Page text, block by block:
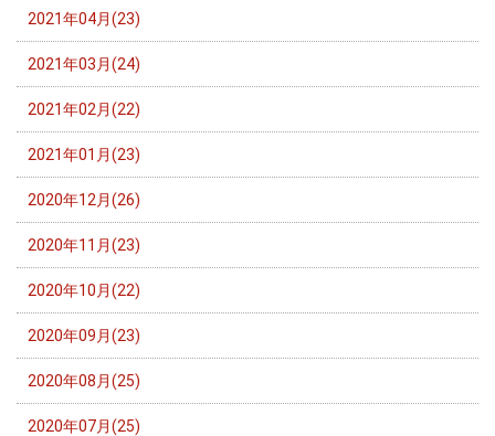
2021年04月(23)
2021年03月(24)
2021年02月(22)
2021年01月(23)
2020年12月(26)
2020年11月(23)
2020年10月(22)
2020年09月(23)
2020年08月(25)
2020年07月(25)